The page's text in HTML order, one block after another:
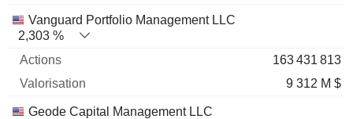
Vanguard Portfolio Management LLC
2,303 %
163 431 813
9 312 M $
Geode Capital Management LLC